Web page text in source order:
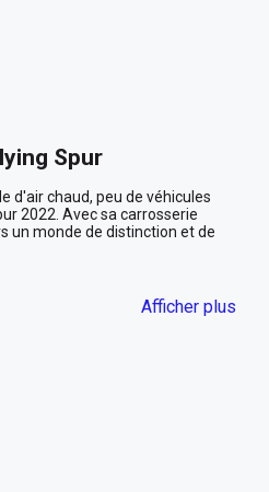
Spur
d'air chaud, peu de véhicules
2022. Avec sa carrosserie
un monde de distinction et de
le soleil de l'Emirat,
Afficher plus